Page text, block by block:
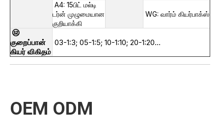
A4: 15பிட் மல்டி
டர்ன் முழுமையான
குறியாக்கி
WG: வார்ம் கியர்பாக்ஸ்
⑫
குறைப்பான்
கியர் விகிதம்
03-1:3; 05-1:5; 10-1:10; 20-1:20...
OEM ODM